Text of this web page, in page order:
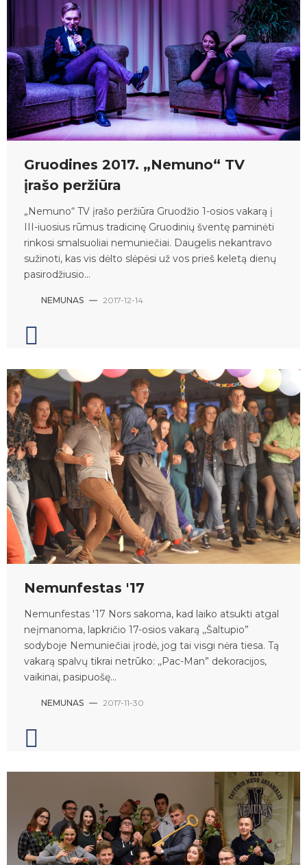
Gruodines 2017. „Nemuno“ TV
įrašo peržiūra
„Nemuno“ TV įrašo peržiūra Gruodžio 1-osios vakarą į
III-iuosius rūmus tradicinę Gruodinių šventę paminėti
rinkosi smalsuoliai nemuniečiai. Daugelis nekantravo
sužinoti, kas vis dėlto slėpėsi už vos prieš keletą dienų
pasirodžiusio...
NEMUNAS — 2017-12-14
Nemunfestas '17
Nemunfestas '17 Nors sakoma, kad laiko atsukti atgal
neįmanoma, lapkričio 17-osios vakarą ,,Šaltupio”
sodyboje Nemuniečiai įrodė, jog tai visgi nėra tiesa. Tą
vakarą spalvų tikrai netrūko: ,,Pac-Man” dekoracijos,
vaikinai, pasipuošę...
NEMUNAS — 2017-11-30